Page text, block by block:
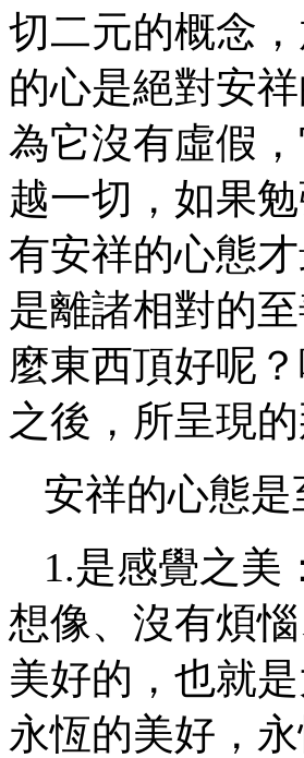
切二元的概念
的心是絕對安
為它沒有虛假
越一切，如果
有安祥的心態
是離諸相對的
麼東西頂好呢
之後，所呈現
安祥的心態
1.是感覺之美
想像、沒有煩
美好的，也就
永恆的美好，